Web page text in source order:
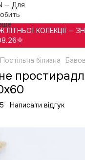
ЛІТНЬОЇ КОЛЕКЦІЇ —
Постільна білизна
Написати відгук